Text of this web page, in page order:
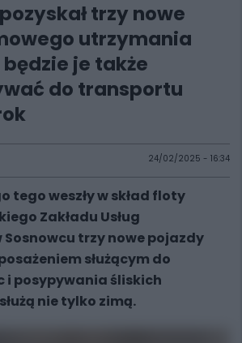
trzy nowe
utrzymania
będzie je także
do transportu
24/02/2025 - 16:34
tego weszły w skład floty
Zakładu Usług
trzy nowe pojazdy
służącym do
i posypywania śliskich
nie tylko zimą.